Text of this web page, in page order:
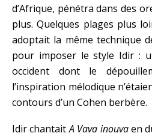
d’Afrique, pénétra dans des
plus. Quelques plages plus
adoptait la même technique
pour imposer le style Idir :
occident dont le
l’inspiration mélodique
contours d’un Cohen berbère.
Idir chantaitA Vava inouvaen